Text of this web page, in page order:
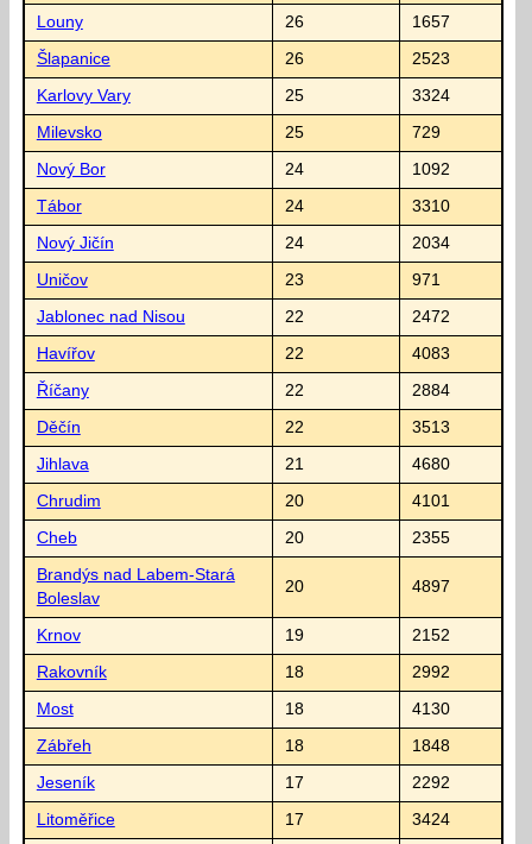
Louny 26 1657
Šlapanice 26 2523
Karlovy Vary 25 3324
Milevsko 25 729
Nový Bor 24 1092
Tábor 24 3310
Nový Jičín 24 2034
Uničov 23 971
Jablonec nad Nisou 22 2472
Havířov 22 4083
Říčany 22 2884
Děčín 22 3513
Jihlava 21 4680
Chrudim 20 4101
Cheb 20 2355
Brandýs nad Labem-Stará
Boleslav
20 4897
Krnov 19 2152
Rakovník 18 2992
Most 18 4130
Zábřeh 18 1848
Jeseník 17 2292
Litoměřice 17 3424